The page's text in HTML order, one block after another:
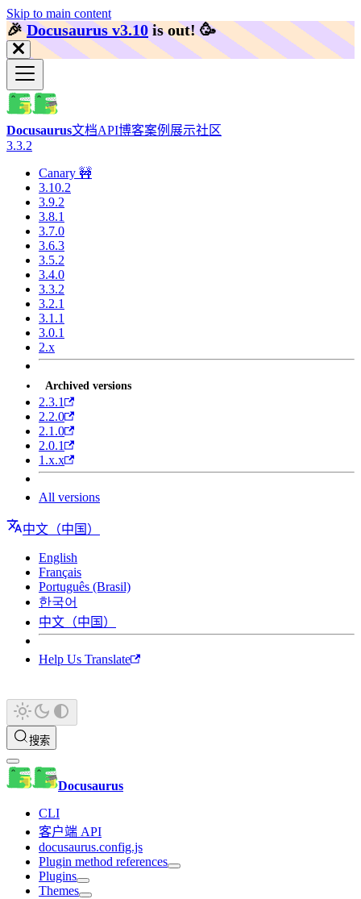
Skip to main content
🎉️Docusaurus v3.10 is out! 🥳️
Docusaurus文档API博客案例展示社区
3.3.2
Canary 🚧
3.10.2
3.9.2
3.8.1
3.7.0
3.6.3
3.5.2
3.4.0
3.3.2
3.2.1
3.1.1
3.0.1
2.x
Archived versions
2.3.1
2.2.0
2.1.0
2.0.1
1.x.x
All versions
中文（中国）
English
Français
Português (Brasil)
한국어
中文（中国）
Help Us Translate
搜索
Docusaurus
CLI
客户端 API
docusaurus.config.js
Plugin method references
Plugins
Themes